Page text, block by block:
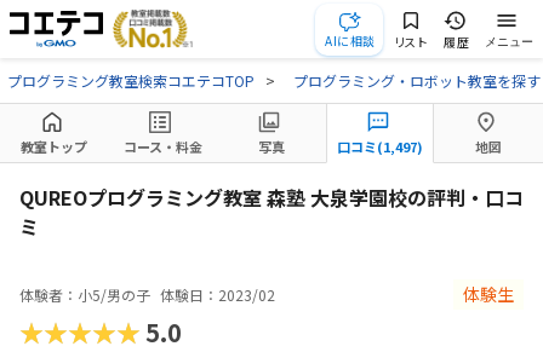
AIに相談 リスト 履歴 メニュー
プログラミング教室検索コエテコTOP プログラミング・ロボット教室を探す
教室トップ コース・料金 写真 口コミ(1,497) 地図
QUREOプログラミング教室 森塾 大泉学園校の評判・口コ
ミ
体験者：小5/男の子 体験日：2023/02 体験生
★★★★★5.0